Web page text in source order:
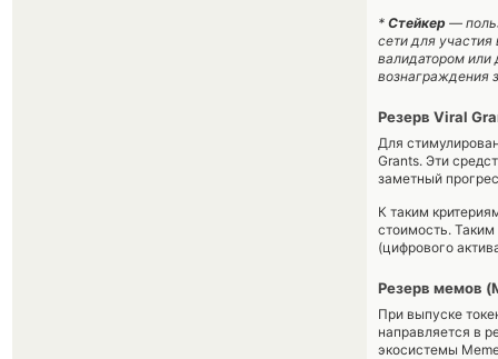
* Стейкер —
сети для участия
валидатором или
вознаграждения
Резерв Viral
Для
Grants. Эти
заметный
К таким
стоимость. Таким
(цифрового
Резерв мемов
При выпуске
направляется в
экосистемы